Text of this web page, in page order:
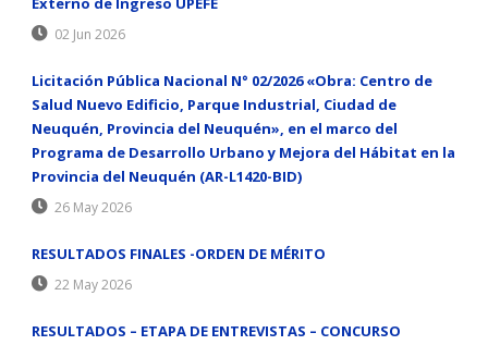
02 Jun 2026
Licitación Pública Nacional N° 02/2026 «Obra: Centro de
Salud Nuevo Edificio, Parque Industrial, Ciudad de
Neuquén, Provincia del Neuquén», en el marco del
Programa de Desarrollo Urbano y Mejora del Hábitat en la
Provincia del Neuquén (AR-L1420-BID)
26 May 2026
RESULTADOS FINALES -ORDEN DE MÉRITO
22 May 2026
RESULTADOS – ETAPA DE ENTREVISTAS – CONCURSO